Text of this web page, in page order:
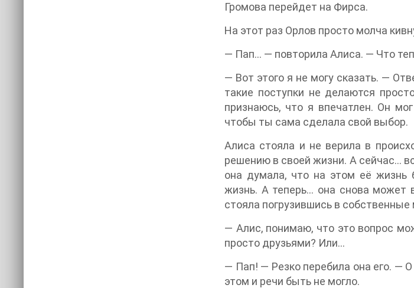
Громова перейдет на Фирса.
На этот раз Орлов просто молча
— Пап… — повторила Алиса. — Что
— Вот этого я не могу сказать. —
такие поступки не делаются
признаюсь, что я впечатлен. Он
чтобы ты сама сделала свой выбор.
Алиса стояла и не верила в
решению в своей жизни. А сейчас…
она думала, что на этом её жизнь
жизнь. А теперь… она снова может
стояла погрузившись в
— Алис, понимаю, что это вопрос
просто друзьями? Или…
— Пап! — Резко перебила она его. —
этом и речи быть не могло.